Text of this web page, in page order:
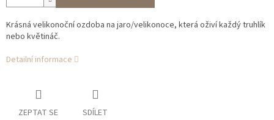
Krásná velikonoční ozdoba na jaro/velikonoce, která oživí každý truhlík
nebo květináč.
Detailní informace
ZEPTAT SE SDÍLET